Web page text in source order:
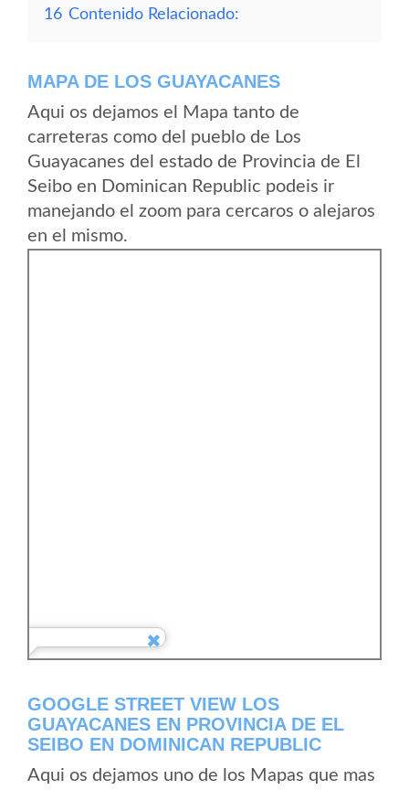
16 Contenido Relacionado:
MAPA DE LOS GUAYACANES
Aqui os dejamos el Mapa tanto de
carreteras como del pueblo de Los
Guayacanes del estado de Provincia de El
Seibo en Dominican Republic podeis ir
manejando el zoom para cercaros o alejaros
en el mismo.
GOOGLE STREET VIEW LOS
GUAYACANES EN PROVINCIA DE EL
SEIBO EN DOMINICAN REPUBLIC
Aqui os dejamos uno de los Mapas que mas